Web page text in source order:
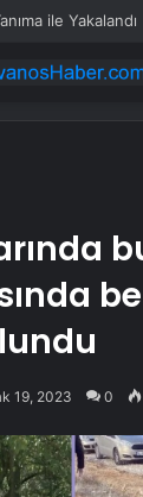
ile Yakalandı
19, 2023 0